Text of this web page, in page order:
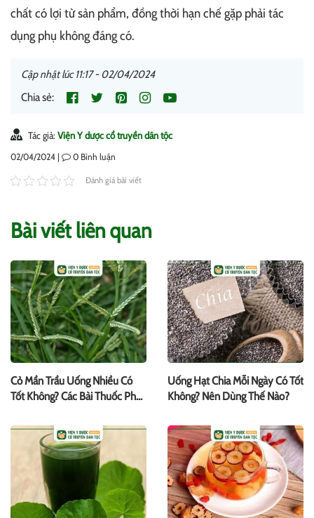
chất có lợi từ sản phẩm, đồng thời hạn chế gặp phải tác
dụng phụ không đáng có.
Cập nhật lúc 11:17 - 02/04/2024
Chia sẻ:
Tác giả: Viện Y dược cổ truyền dân tộc
02/04/2024 | 0 Bình luận
Đánh giá bài viết
Bài viết liên quan
Cỏ Mần Trầu Uống Nhiều Có
Tốt Không? Các Bài Thuốc Phổ
Uống Hạt Chia Mỗi Ngày Có Tốt
Không? Nên Dùng Thế Nào?